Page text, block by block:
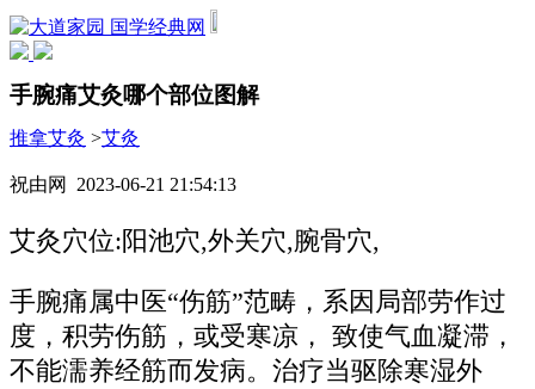
国学经典网
手腕痛艾灸哪个部位图解
推拿艾灸 >艾灸
祝由网 2023-06-21 21:54:13
艾灸穴位:阳池穴,外关穴,腕骨穴,
手腕痛属中医“伤筋”范畴，系因局部劳作过
度，积劳伤筋，或受寒凉， 致使气血凝滞，
不能濡养经筋而发病。治疗当驱除寒湿外